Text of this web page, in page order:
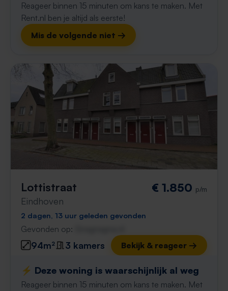
Reageer binnen 15 minuten om kans te maken. Met
Rent.nl ben je altijd als eerste!
Mis de volgende niet →
Lottistraat
Eindhoven
€ 1.850 p/m
2 dagen, 13 uur geleden gevonden
Gevonden op:
94m² 3 kamers Bekijk & reageer →
⚡️ Deze woning is waarschijnlijk al weg
Reageer binnen 15 minuten om kans te maken. Met